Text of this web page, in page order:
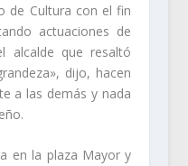
de Cultura con el fin
actuaciones de
alcalde que resaltó
dijo, hacen
a las demás y nada
en la plaza Mayor y